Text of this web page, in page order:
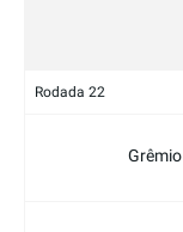
Rodada 22
Grêmio